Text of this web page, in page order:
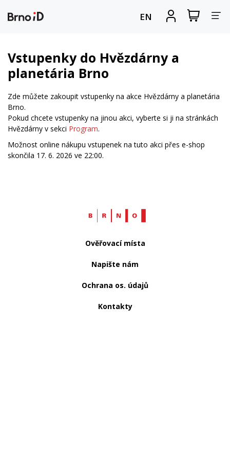
EN
Zobrazit
nákupní
Vstupenky do Hvězdárny a
planetária Brno
Zde můžete zakoupit vstupenky na akce Hvězdárny a planetária
Brno.
Pokud chcete vstupenky na jinou akci, vyberte si ji na stránkách
Hvězdárny v sekci Program.
Možnost online nákupu vstupenek na tuto akci přes e-shop
skončila 17. 6. 2026 ve 22:00.
Web
Ověřovací místa
Napište nám
Ochrana os. údajů
Kontakty